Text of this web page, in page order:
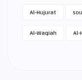
Al-Hujurat
Al-Waqiah
Al-